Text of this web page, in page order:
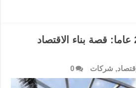
إي فاينانس بعد 20 عاما: قصة بناء الاقتصاد
إقتصاد, شركات 0